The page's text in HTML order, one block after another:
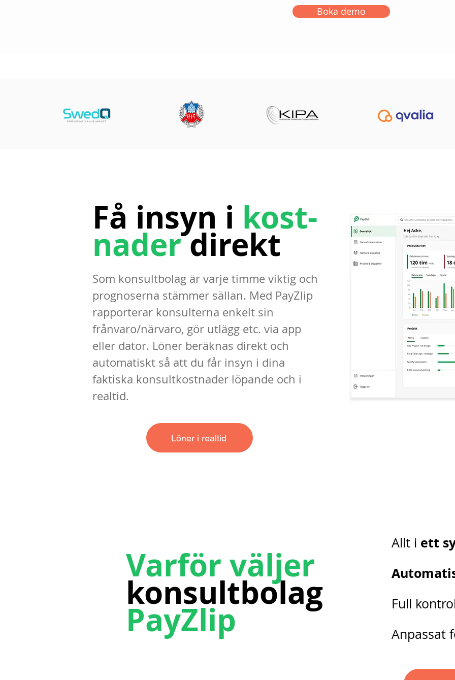
Boka demo
Få insyn i kost-
naderdirekt
Som konsultbolag är varje timme viktig och
prognoserna stämmer sällan. Med PayZlip
rapporterar konsulterna enkelt sin
frånvaro/närvaro, gör utlägg etc. via app
eller dator. Löner beräknas direkt och
automatiskt så att du får insyn i dina
faktiska konsultkostnader löpande och i
realtid.
Löner i realtid
Varför väljer
konsultbolag
PayZlip
Allt i ett
Full
Anpassat